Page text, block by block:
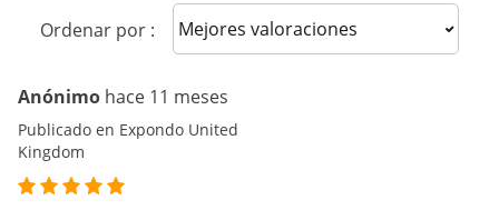
Ordenar por : Sort reviews
Anónimo hace 11 meses
Publicado en Expondo United
Kingdom